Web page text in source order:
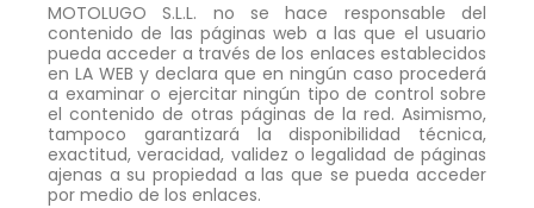
MOTOLUGO S.L.L. no se hace responsable del
contenido de las páginas web a las que el usuario
pueda acceder a través de los enlaces establecidos
en LA WEB y declara que en ningún caso procederá
a examinar o ejercitar ningún tipo de control sobre
el contenido de otras páginas de la red. Asimismo,
tampoco garantizará la disponibilidad técnica,
exactitud, veracidad, validez o legalidad de páginas
ajenas a su propiedad a las que se pueda acceder
por medio de los enlaces.